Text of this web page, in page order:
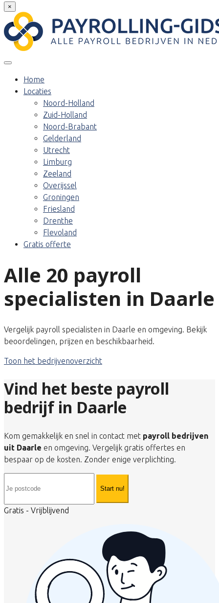
×
Home
Locaties
Noord-Holland
Zuid-Holland
Noord-Brabant
Gelderland
Utrecht
Limburg
Zeeland
Overijssel
Groningen
Friesland
Drenthe
Flevoland
Gratis offerte
Alle 20 payroll
specialisten in Daarle
Vergelijk payroll specialisten in Daarle en omgeving. Bekijk
beoordelingen, prijzen en beschikbaarheid.
Toon het bedrijvenoverzicht
Vind het beste payroll
bedrijf in Daarle
Kom gemakkelijk en snel in contact met payroll bedrijven
uit Daarle en omgeving. Vergelijk gratis offertes en
bespaar op de kosten. Zonder enige verplichting.
Start nu!
Gratis - Vrijblijvend